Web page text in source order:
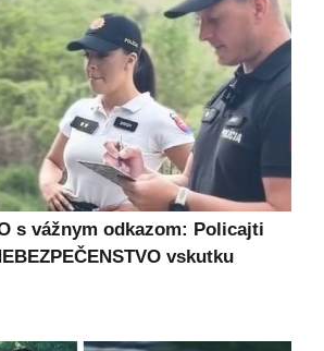
s vážnym odkazom: Policajti
vskutku